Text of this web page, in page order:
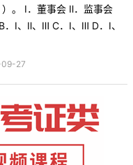
Ⅰ．董事会 Ⅱ．监事会
Ⅰ、Ⅱ、Ⅲ C．Ⅰ、Ⅲ D．Ⅰ、
09-27